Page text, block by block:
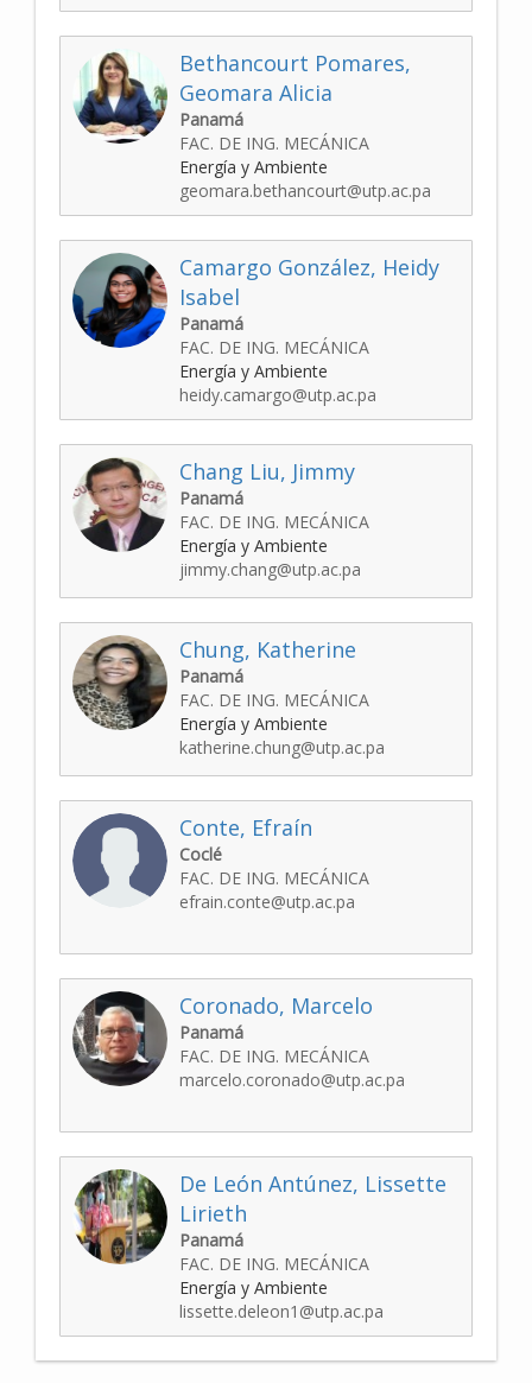
Bethancourt Pomares,
Geomara Alicia
Panamá
FAC. DE ING. MECÁNICA
Energía y Ambiente
geomara.bethancourt@utp.ac.pa
Camargo González, Heidy
Isabel
Panamá
FAC. DE ING. MECÁNICA
Energía y Ambiente
heidy.camargo@utp.ac.pa
Chang Liu, Jimmy
Panamá
FAC. DE ING. MECÁNICA
Energía y Ambiente
jimmy.chang@utp.ac.pa
Chung, Katherine
Panamá
FAC. DE ING. MECÁNICA
Energía y Ambiente
katherine.chung@utp.ac.pa
Conte, Efraín
Coclé
FAC. DE ING. MECÁNICA
efrain.conte@utp.ac.pa
Coronado, Marcelo
Panamá
FAC. DE ING. MECÁNICA
marcelo.coronado@utp.ac.pa
De León Antúnez, Lissette
Lirieth
Panamá
FAC. DE ING. MECÁNICA
Energía y Ambiente
lissette.deleon1@utp.ac.pa